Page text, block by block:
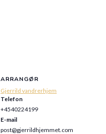
ARRANGØR
Gjerrild vandrerhjem
Telefon
+4540224199
E-mail
post@gjerrildhjemmet.com